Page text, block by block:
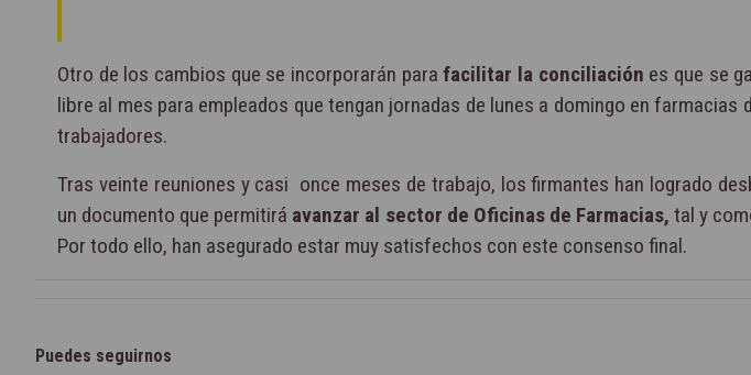
Otro de los cambios que se incorporarán parafacilitar la conciliación es que se
libre al mes para empleados que tengan jornadas de lunes a domingo en
trabajadores.
Tras veinte reuniones y casi once meses de trabajo, los firmantes han logrado
un documento que permitirá avanzar al sector de Oficinas de Farmacias, tal y
Por todo ello, han asegurado estar muy satisfechos con este consenso final.
Puedes seguirnos